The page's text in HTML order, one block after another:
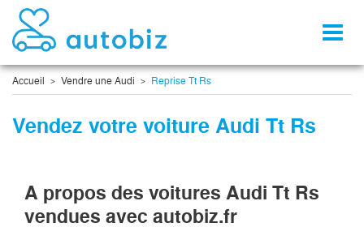
Accueil Vendre une Audi Reprise Tt Rs
Vendez votre voiture Audi Tt Rs
A propos des voitures Audi Tt Rs
vendues avec autobiz.fr